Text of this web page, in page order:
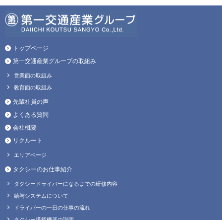
トップページ
第一交通産業グループの取組み
営業面の取組み
教育面の取組み
先輩社員の声
よくある質問
会社概要
リクルート
エリアページ
タクシーのお仕事紹介
タクシードライバーになるまでの研修内容
給与システムについて
ドライバーの一日の仕事の流れ